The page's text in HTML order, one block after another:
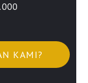
KAMI?